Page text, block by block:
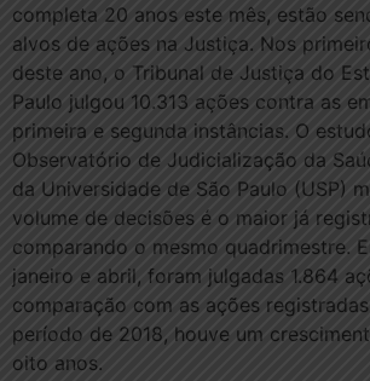
completa 20 anos este mês, estão
alvos de ações na Justiça. Nos
deste ano, o Tribunal de Justiça do
Paulo julgou 10.313 ações contra as
primeira e segunda instâncias. O
Observatório de Judicialização da
da Universidade de São Paulo (USP)
volume de decisões é o maior já
comparando o mesmo quadrimestre.
janeiro e abril, foram julgadas 1.864
comparação com as ações
período de 2018, houve um
oito anos.